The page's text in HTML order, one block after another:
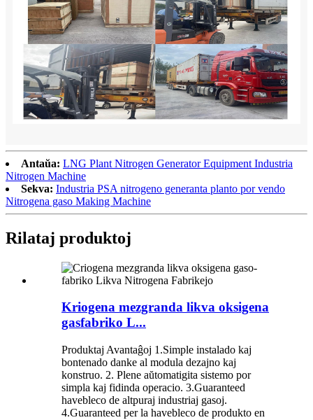
Antaŭa: LNG Plant Nitrogen Generator Equipment Industria
Nitrogen Machine
Sekva: Industria PSA nitrogeno generanta planto por vendo
Nitrogena gaso Making Machine
Rilataj produktoj
Kriogena mezgranda likva oksigena
gasfabriko L...
Produktaj Avantaĝoj 1.Simple instalado kaj
bontenado danke al modula dezajno kaj
konstruo. 2. Plene aŭtomatigita sistemo por
simpla kaj fidinda operacio. 3.Guaranteed
havebleco de altpuraj industriaj gasoj.
4.Guaranteed per la havebleco de produkto en